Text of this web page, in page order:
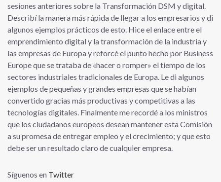
sesiones anteriores sobre la Transformación DSM y digital.
Describí la manera más rápida de llegar a los empresarios y di
algunos ejemplos prácticos de esto. Hice el enlace entre el
emprendimiento digital y la transformación de la industria y
las empresas de Europa y reforcé el punto hecho por Business
Europe que se trataba de «hacer o romper» el tiempo de los
sectores industriales tradicionales de Europa. Le di algunos
ejemplos de pequeñas y grandes empresas que se habían
convertido gracias más productivas y competitivas a las
tecnologías digitales. Finalmente me recordé a los ministros
que los ciudadanos europeos desean mantener esta Comisión
a su promesa de entregar empleo y el crecimiento; y que esto
debe ser un resultado claro de cualquier empresa.
Síguenos en Twitter